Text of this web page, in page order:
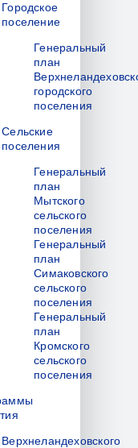
Городское
поселение
Генеральный
план
городского
поселения
Сельские
поселения
Генеральный
план
Мытского
сельского
поселения
Генеральный
план
Симаковского
сельского
поселения
Генеральный
план
Кромского
сельского
поселения
Верхнеландеховского